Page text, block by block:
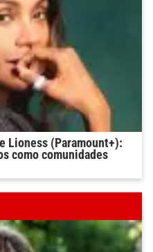
Lioness (Paramount+):
como comunidades